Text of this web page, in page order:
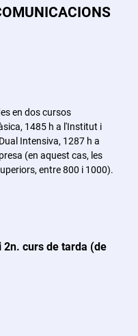
en dos cursos
1485 h a l'Institut i
Intensiva, 1287 h a
(en aquest cas, les
entre 800 i 1000).
2n. curs de tarda (de